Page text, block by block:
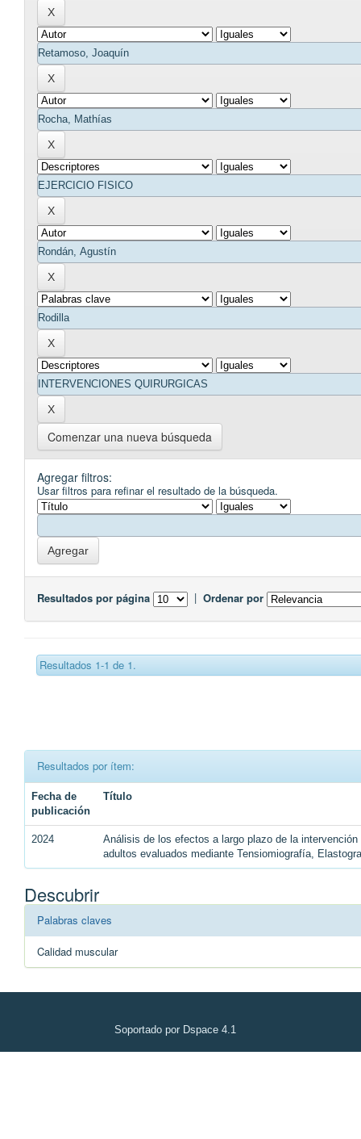
Comenzar una nueva búsqueda
Agregar filtros:
Usar filtros para refinar el resultado de la búsqueda.
Resultados por página | Ordenar por
Resultados 1-1 de 1.
Resultados por ítem:
Fecha de
publicación
Título
2024
Análisis de los efectos a largo plazo de la
adultos evaluados mediante Tensiomiografía,
Descubrir
Palabras claves
Calidad muscular
Soportado por Dspace 4.1